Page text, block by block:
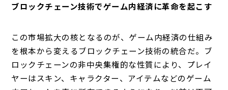
ブロックチェーン技術でゲーム内経済に革命を起こす
この市場拡大の核となるのが、ゲーム内経済の仕組み
を根本から変えるブロックチェーン技術の統合だ。ブ
ロックチェーンの非中央集権的な性質により、プレイ
ヤーはスキン、キャラクター、アイテムなどのゲーム